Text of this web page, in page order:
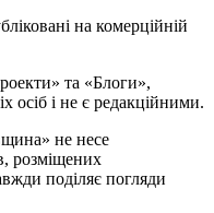
на комерційній
та «Блоги»,
осіб і не є редакційними.
не несе
розміщених
поділяє погляди